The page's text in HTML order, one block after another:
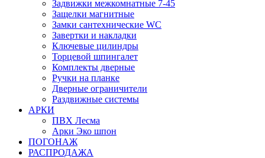
Задвижки межкомнатные 7-45
Защелки магнитные
Замки сантехнические WC
Завертки и накладки
Ключевые цилиндры
Торцевой шпингалет
Комплекты дверные
Ручки на планке
Дверные ограничители
Раздвижные системы
АРКИ
ПВХ Лесма
Арки Эко шпон
ПОГОНАЖ
РАСПРОДАЖА